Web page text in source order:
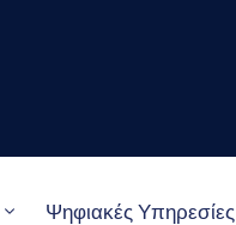
Ψηφιακές Υπηρεσίες